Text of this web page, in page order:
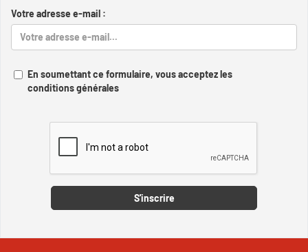
Votre adresse e-mail :
En soumettant ce formulaire, vous acceptez les
conditions générales
S'inscrire